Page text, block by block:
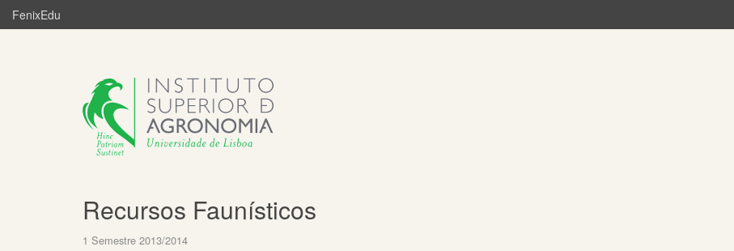
FenixEdu
Recursos Faunísticos
1 Semestre 2013/2014